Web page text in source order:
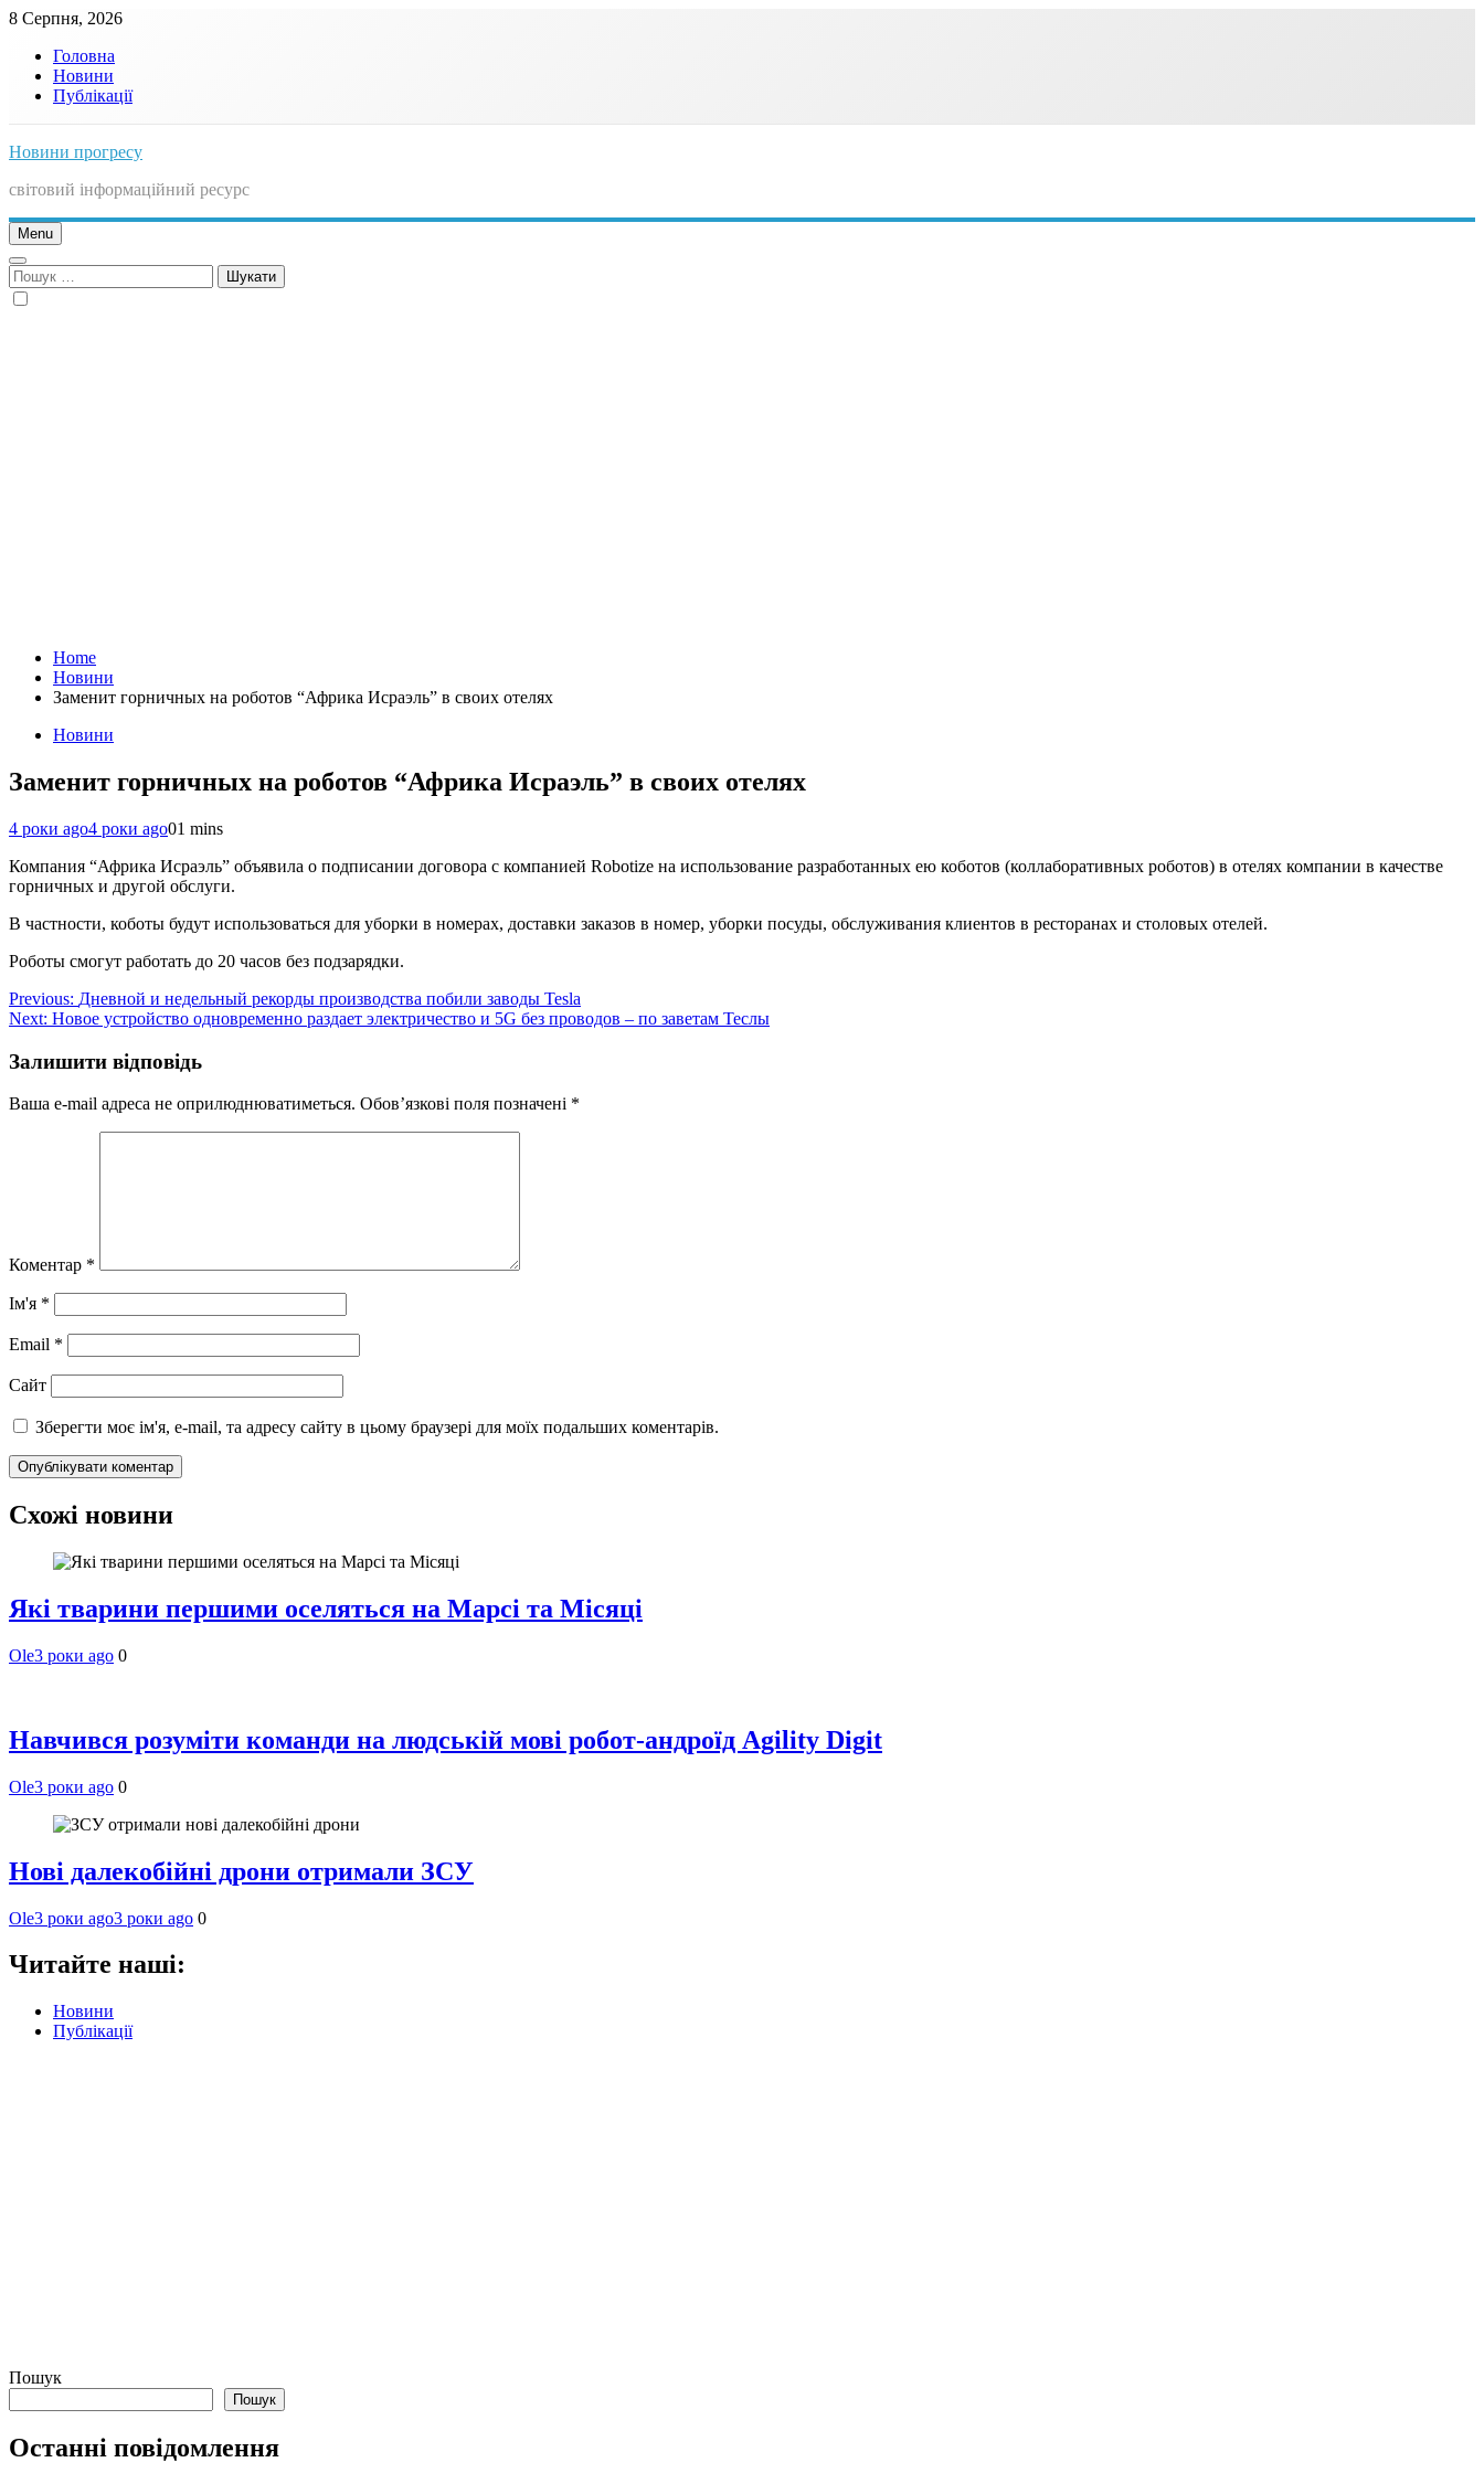
Skip
content
8 Серпня, 2026
Головна
Новини
Публікації
Новини прогресу
світовий інформаційний ресурс
Menu
Пошук:
Home
Новини
Заменит горничных на роботов “Африка Исраэль” в своих отелях
Новини
Заменит горничных на роботов “Африка Исраэль” в своих отелях
4 роки ago4 роки ago01 mins
Компания “Африка Исраэль” объявила о подписании договора с компанией Robotize на использование разработанных ею коботов (коллаборативных роботов) в отелях компании в качестве
горничных и другой обслуги.
В частности, коботы будут использоваться для уборки в номерах, доставки заказов в номер, уборки посуды, обслуживания клиентов в ресторанах и столовых отелей.
Роботы смогут работать до 20 часов без подзарядки.
Навігація
записів
Previous: Дневной и недельный рекорды производства побили заводы Tesla
Next: Новое устройство одновременно раздает электричество и 5G без проводов – по заветам Теслы
Залишити відповідь
Ваша e-mail адреса не оприлюднюватиметься. Обов’язкові поля позначені *
Коментар *
Ім'я *
Email *
Сайт
Зберегти моє ім'я, e-mail, та адресу сайту в цьому браузері для моїх подальших коментарів.
Схожі новини
Які тварини першими оселяться на Марсі та Місяці
Ole3 роки ago 0
Навчився розуміти команди на людській мові робот-андроїд Agility Digit
Ole3 роки ago 0
Нові далекобійні дрони отримали ЗСУ
Ole3 роки ago3 роки ago 0
Читайте наші:
Новини
Публікації
Пошук
Пошук
Останні повідомлення